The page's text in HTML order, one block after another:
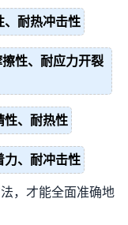
、耐热冲击性
性、耐应力开裂
性、耐热性
力、耐冲击性
，才能全面准确地